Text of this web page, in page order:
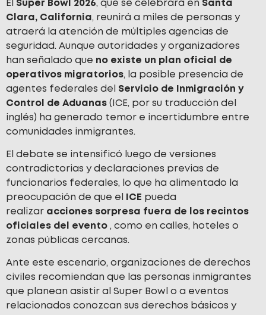
El Super Bowl 2026, que se celebrará en Santa
Clara, California, reunirá a miles de personas y
atraerá la atención de múltiples agencias de
seguridad. Aunque autoridades y organizadores
han señalado que no existe un plan oficial de
operativos migratorios, la posible presencia de
agentes federales del Servicio de Inmigración y
Control de Aduanas (ICE, por su traducción del
inglés) ha generado temor e incertidumbre entre
comunidades inmigrantes.
El debate se intensificó luego de versiones
contradictorias y declaraciones previas de
funcionarios federales, lo que ha alimentado la
preocupación de que el
ICE pueda
realizar acciones sorpresa fuera de los recintos
oficiales del evento , como en calles, hoteles o
zonas públicas cercanas.
Ante este escenario, organizaciones de derechos
civiles recomiendan que las personas inmigrantes
que planean asistir al Super Bowl o a eventos
relacionados conozcan sus derechos básicos y